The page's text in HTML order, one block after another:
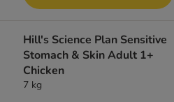
Hill's Science Plan Sensitive
Stomach & Skin Adult 1+
Chicken
7 kg